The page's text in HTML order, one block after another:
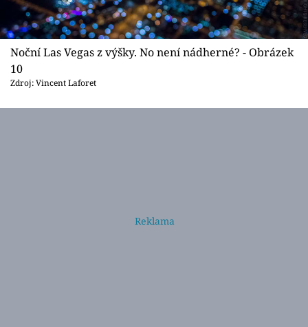
Noční Las Vegas z výšky. No není nádherné? - Obrázek
10
Zdroj: Vincent Laforet